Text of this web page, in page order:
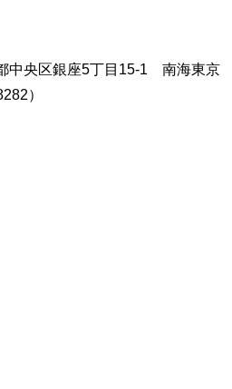
中央区銀座5丁目15-1 南海東京
）